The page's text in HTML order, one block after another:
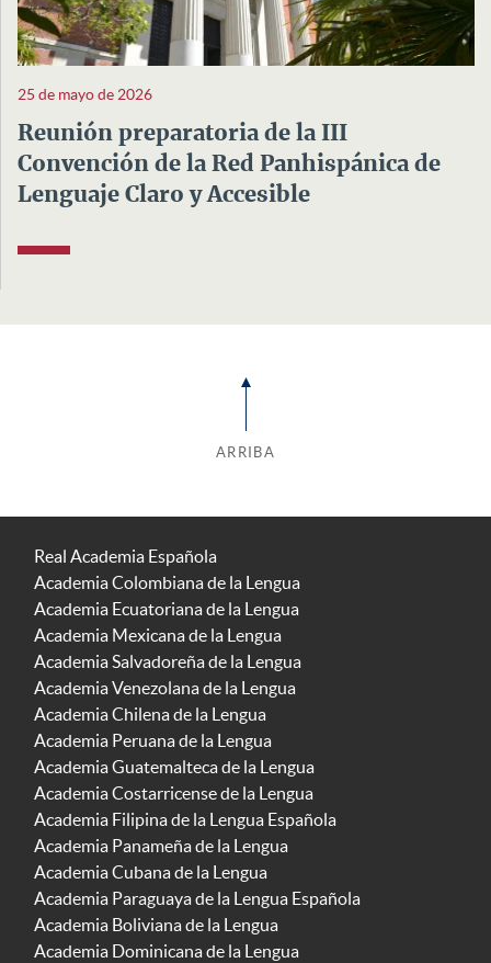
25 de mayo de 2026
Reunión preparatoria de la III
Convención de la Red Panhispánica de
Lenguaje Claro y Accesible
ARRIBA
Real Academia Española
Academia Colombiana de la Lengua
Academia Ecuatoriana de la Lengua
Academia Mexicana de la Lengua
Academia Salvadoreña de la Lengua
Academia Venezolana de la Lengua
Academia Chilena de la Lengua
Academia Peruana de la Lengua
Academia Guatemalteca de la Lengua
Academia Costarricense de la Lengua
Academia Filipina de la Lengua Española
Academia Panameña de la Lengua
Academia Cubana de la Lengua
Academia Paraguaya de la Lengua Española
Academia Boliviana de la Lengua
Academia Dominicana de la Lengua